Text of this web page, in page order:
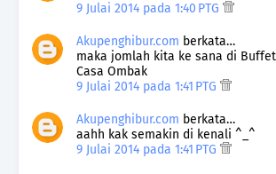
9 Julai 2014 pada 1:40 PTG
Akupenghibur.com berkata…
maka jomlah kita ke sana di
Casa Ombak
9 Julai 2014 pada 1:41 PTG
Akupenghibur.com berkata…
aahh kak semakin di kenali ^_^
9 Julai 2014 pada 1:41 PTG